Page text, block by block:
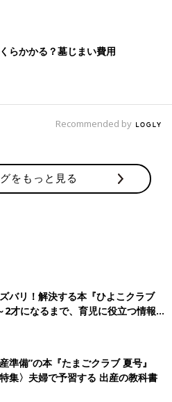
以上に見ていて飽きないですよ
ぼをしますが、「あれ？ どこに
ーテンの裏に隠れながらくすくす
ねーじゃん」って。
歌ったり踊ったり。Eテレ『おかあ
らぽん』という曲では、歌詞の
しんじゃっています。
らかかる？墓じまい費用
Recommended by
をもっと見る
バリ！解決する本『ひよこクラブ
才になるまで、育児に役立つ情報が
準備”の本『たまごクラブ 夏号』
特集〉夫婦で予習する 出産の教科書